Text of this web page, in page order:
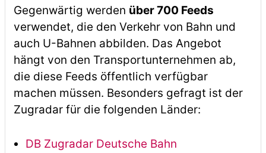
Gegenwärtig werden über 700 Feeds
verwendet, die den Verkehr von Bahn und
auch U-Bahnen abbilden. Das Angebot
hängt von den Transportunternehmen ab,
die diese Feeds öffentlich verfügbar
machen müssen. Besonders gefragt ist der
Zugradar für die folgenden Länder:
DB Zugradar Deutsche Bahn